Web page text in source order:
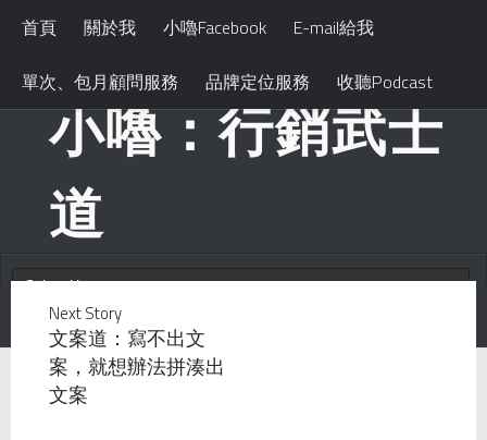
首頁 關於我 小嚕Facebook E-mail給我
單次、包月顧問服務 品牌定位服務 收聽Podcast
小嚕：行銷武士
道
Next Story
文案道：寫不出文
案，就想辦法拼湊出
文案